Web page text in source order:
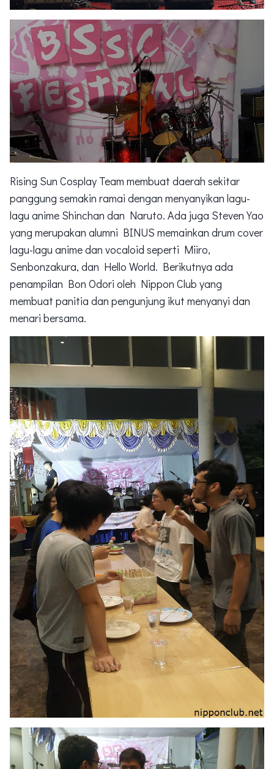
Rising Sun Cosplay Team membuat daerah sekitar
panggung semakin ramai dengan menyanyikan lagu-
lagu anime Shinchan dan Naruto. Ada juga Steven Yao
yang merupakan alumni BINUS memainkan drum cover
lagu-lagu anime dan vocaloid seperti Miiro,
Senbonzakura, dan Hello World. Berikutnya ada
penampilan Bon Odori oleh Nippon Club yang
membuat panitia dan pengunjung ikut menyanyi dan
menari bersama.